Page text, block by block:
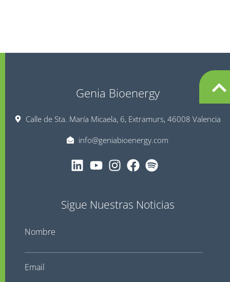
Genia Bioenergy
Calle de Sta. María Micaela, 6, Extramurs, 46008 Valencia
info@geniabioenergy.com
Sigue Nuestras Noticias
Nombre
Email